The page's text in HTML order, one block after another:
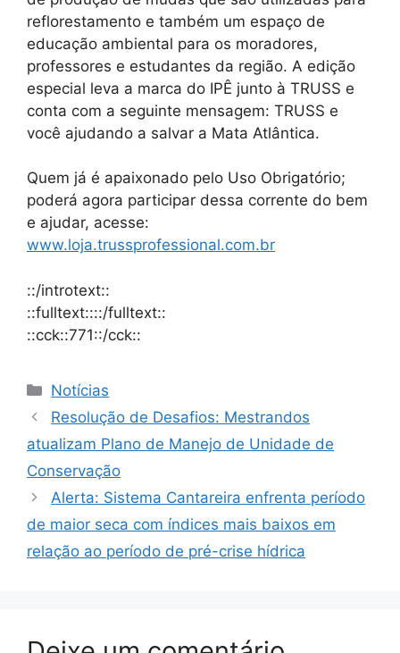
reflorestamento e também um espaço de
educação ambiental para os moradores,
professores e estudantes da região. A edição
especial leva a marca do IPÊ junto à TRUSS e
conta com a seguinte mensagem: TRUSS e
você ajudando a salvar a Mata Atlântica.
Quem já é apaixonado pelo Uso Obrigatório;
poderá agora participar dessa corrente do bem
e ajudar, acesse:
www.loja.trussprofessional.com.br
::/introtext::
::fulltext::::/fulltext::
::cck::771::/cck::
Notícias
Resolução de Desafios: Mestrandos
atualizam Plano de Manejo de Unidade de
Conservação
Alerta: Sistema Cantareira enfrenta período
de maior seca com índices mais baixos em
relação ao período de pré-crise hídrica